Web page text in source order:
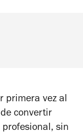
primera vez al
convertir
sin